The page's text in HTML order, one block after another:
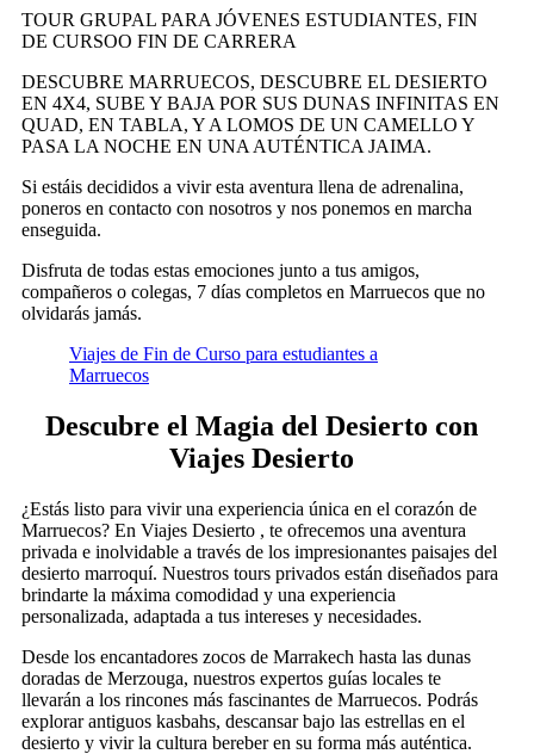
TOUR GRUPAL PARA JÓVENES ESTUDIANTES, FIN
DE CURSOO FIN DE CARRERA
DESCUBRE MARRUECOS, DESCUBRE EL DESIERTO
EN 4X4, SUBE Y BAJA POR SUS DUNAS INFINITAS EN
QUAD, EN TABLA, Y A LOMOS DE UN CAMELLO Y
PASA LA NOCHE EN UNA AUTÉNTICA JAIMA.
Si estáis decididos a vivir esta aventura llena de adrenalina,
poneros en contacto con nosotros y nos ponemos en marcha
enseguida.
Disfruta de todas estas emociones junto a tus amigos,
compañeros o colegas, 7 días completos en Marruecos que no
olvidarás jamás.
Viajes de Fin de Curso para estudiantes a
Marruecos
Descubre el Magia del Desierto con
Viajes Desierto
¿Estás listo para vivir una experiencia única en el corazón de
Marruecos? En Viajes Desierto , te ofrecemos una aventura
privada e inolvidable a través de los impresionantes paisajes del
desierto marroquí. Nuestros tours privados están diseñados para
brindarte la máxima comodidad y una experiencia
personalizada, adaptada a tus intereses y necesidades.
Desde los encantadores zocos de Marrakech hasta las dunas
doradas de Merzouga, nuestros expertos guías locales te
llevarán a los rincones más fascinantes de Marruecos. Podrás
explorar antiguos kasbahs, descansar bajo las estrellas en el
desierto y vivir la cultura bereber en su forma más auténtica.